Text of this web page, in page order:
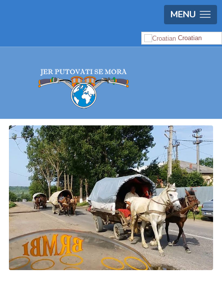
MENU
Croatian